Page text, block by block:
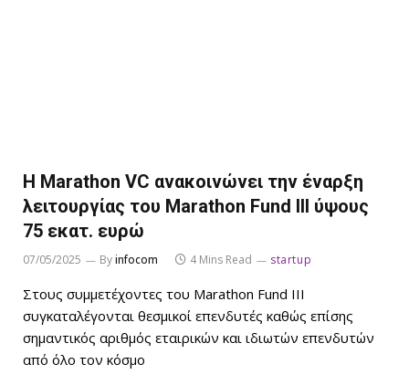
Η Marathon VC ανακοινώνει την έναρξη
λειτουργίας του Marathon Fund III ύψους
75 εκατ. ευρώ
07/05/2025 Byinfocom 4 Mins Read startup
Στους συμμετέχοντες του Marathon Fund III
συγκαταλέγονται θεσμικοί επενδυτές καθώς επίσης
σημαντικός αριθμός εταιρικών και ιδιωτών επενδυτών
από όλο τον κόσμο